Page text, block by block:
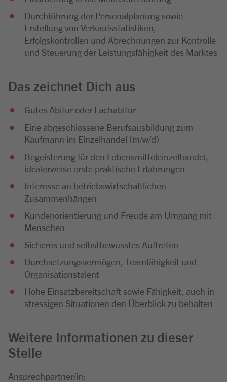
Durchführung der Personalplanung sowie
Erstellung von Verkaufsstatistiken,
Erfolgskontrollen und Abrechnungen zur Kontrolle
und Steuerung der Leistungsfähigkeit des Marktes
Das zeichnet Dich aus
Gutes Abitur oder Fachabitur
Eine abgeschlossene Berufsausbildung zum
Kaufmann im Einzelhandel (m/w/d)
Begeisterung für den Lebensmitteleinzelhandel,
idealerweise erste praktische Erfahrungen
Interesse an betriebswirtschaftlichen
Zusammenhängen
Kundenorientierung und Freude am Umgang mit
Menschen
Sicheres und selbstbewusstes Auftreten
Durchsetzungsvermögen, Teamfähigkeit und
Organisationstalent
Hohe Einsatzbereitschaft sowie Fähigkeit, auch in
stressigen Situationen den Überblick zu behalten
Weitere Informationen zu dieser
Stelle
Ansprechpartner/in: